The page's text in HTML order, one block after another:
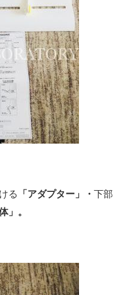
る 「アダプター」・ 下部
」。